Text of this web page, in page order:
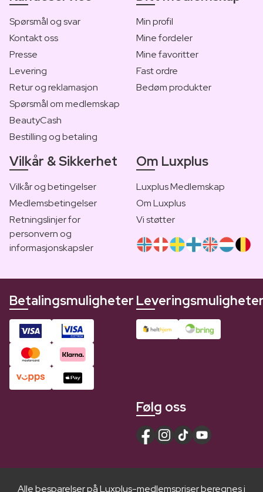
Spørsmål og svar
Kontakt oss
Presse
Levering
Retur og reklamasjon
Spørsmål om medlemskap
BeautyCash
Bestilling og betaling
Min profil
Mine fordeler
Mine favoritter
Fast ordre
Bedøm produkter
Vilkår & Sikkerhet
Vilkår og betingelser
Medlemsbetingelser
Retningslinjer for
personvern og
informasjonskapsler
Om Luxplus
Luxplus Medlemskap
Om Luxplus
Vi støtter
Betalingsmuligheter
Følg oss
Alle besparelser på Luxplus-medlemspriser beregnes i